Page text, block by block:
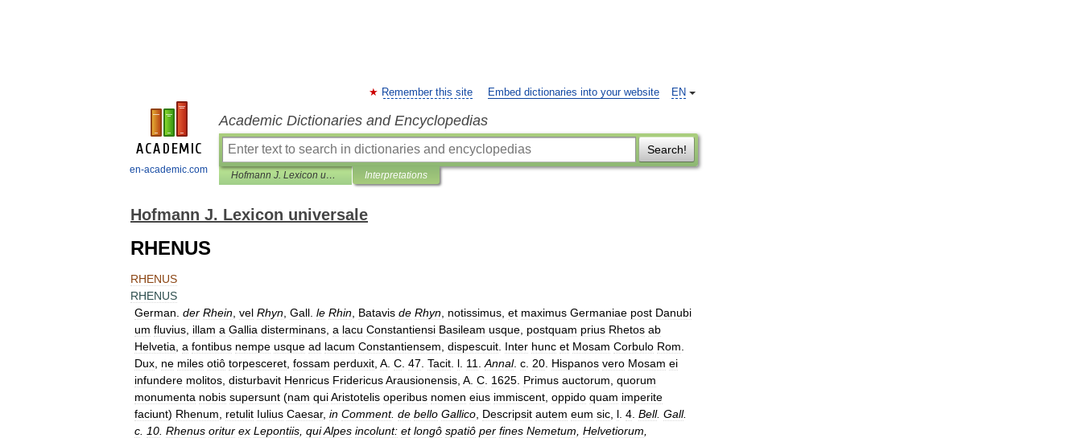
en-academic.com
EN
Remember this site Embed dictionaries into your website
Academic Dictionaries and Encyclopedias
Search!
Hofmann J. Lexicon universale Interpretations
Hofmann J. Lexicon universale
RHENUS
RHENUS
RHENUS
German der Rhein vel Rhyn Gall le Rhin Batavis de Rhyn notissimus et maximus Germaniae post Danubi
um fluvius illam a Gallia disterminans a lacu Constantiensi Basileam usque postquam prius Rhetos ab
Helvetia a fontibus nempe usque ad lacum Constantiensem dispescuit Inter hunc et Mosam Corbulo Rom
Dux ne miles otiô torpesceret fossam perduxit A C 47 Tacit l 11 Annal. c 20 Hispanos vero Mosam ei
infundere molitos disturbavit Henricus FridericusArausionensis A C 1625 Primus auctorum quorum
monumenta nobis supersunt (nam quiAristotelis operibus nomen eius immiscent oppido quam imperite
faciunt) Rhenum retulit Iulius Caesar, in Comment. de bello Gallico Descripsit autem eum sic l 4 Bell. Gall.
c
10 Rhenus oritur ex Lepontiis quiAlpes incolunt: et longô spatiô per fines Nemetum Helvetiorum